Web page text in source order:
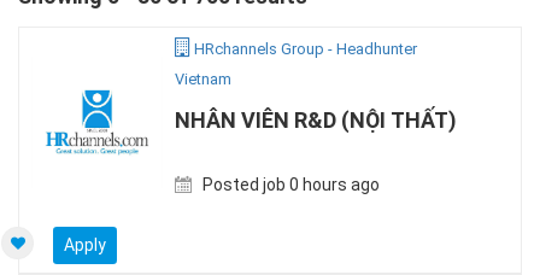
HRchannels Group - Headhunter
Vietnam
NHÂN VIÊN R&D (NỘI THẤT)
Posted job 0 hours ago
Apply